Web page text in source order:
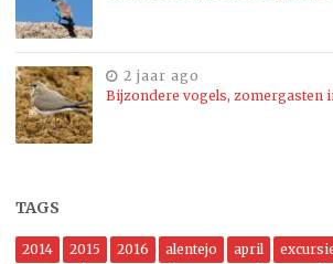
2 jaar ago
Bijzondere vogels, zomergasten
TAGS
2014 2015 2016 alentejo april